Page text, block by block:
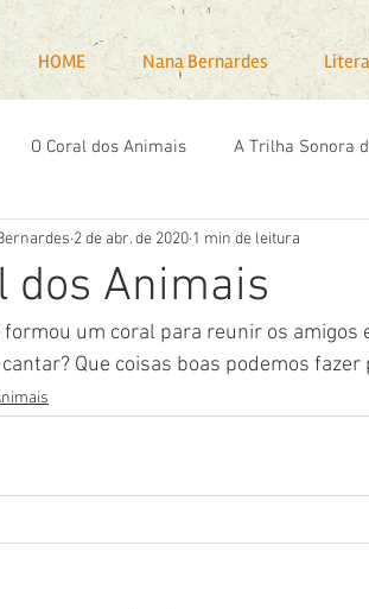
HOME Nana Bernardes
O Coral dos Animais A Trilha Sonora
dos Animais
2 de abr. de 2020 1 min de leitura
formou um coral para reunir os amigos
Que coisas boas podemos